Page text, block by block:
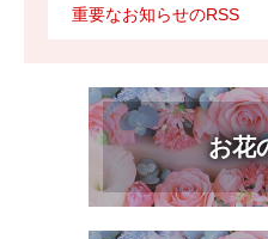
重要なお知らせのRSS
お花